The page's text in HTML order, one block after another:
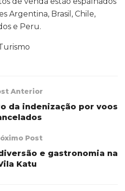
Argentina, Brasil, Chile,
e Peru.
Anterior
da indenização por voos
Post
e gastronomia na
Katu